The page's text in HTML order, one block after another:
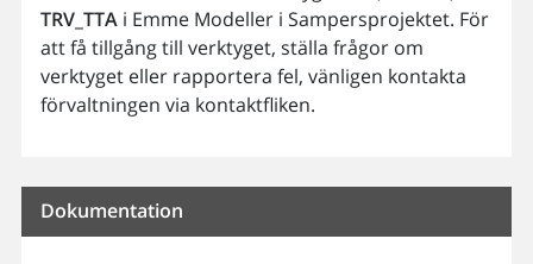
TRV_TTAi Emme Modeller i Sampersprojektet. För
att få tillgång till verktyget, ställa frågor om
verktyget eller rapportera fel, vänligen kontakta
förvaltningen via kontaktfliken.
Dokumentation